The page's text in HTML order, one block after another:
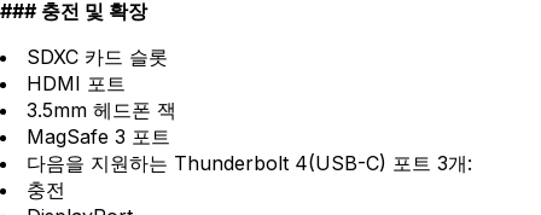
충전 및 확장
SDXC 카드 슬롯
HDMI 포트
3.5mm 헤드폰 잭
MagSafe 3 포트
다음을 지원하는 Thunderbolt 4(USB-C) 포트 3개:
충전